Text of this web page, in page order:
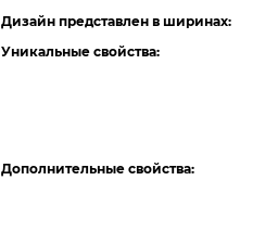
Дизайн представлен в ширинах:
Уникальные свойства:
Дополнительные свойства: